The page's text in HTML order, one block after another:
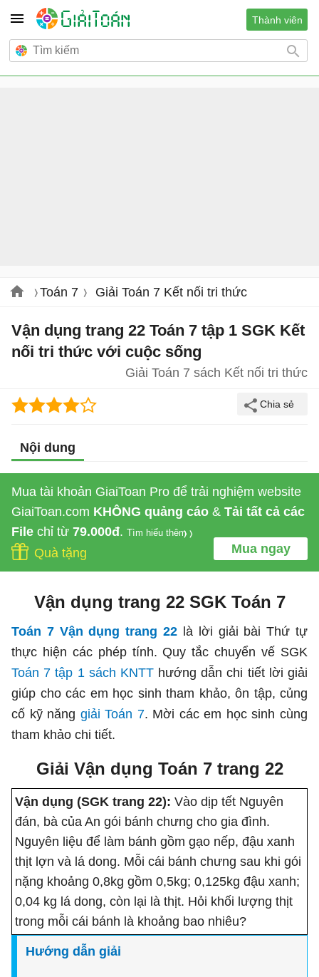
Thành viên
Toán 7 Giải Toán 7 Kết nối tri thức
Vận dụng trang 22 Toán 7 tập 1 SGK Kết
nối tri thức với cuộc sống
Giải Toán 7 sách Kết nối tri thức
Nội dung
Mua tài khoản GiaiToan Pro để trải nghiệm website
GiaiToan.com KHÔNG quảng cáo & Tải tất cả các
File chỉ từ 79.000đ. Tìm hiểu thêm
Mua ngay
Quà tặng
Vận dụng trang 22 SGK Toán 7
Toán 7 Vận dụng trang 22 là lời giải bài Thứ tự
thực hiện các phép tính. Quy tắc chuyển vế SGK
Toán 7 tập 1 sách KNTThướng dẫn chi tiết lời giải
giúp cho các em học sinh tham khảo, ôn tập, củng
cố kỹ năng giải Toán 7. Mời các em học sinh cùng
tham khảo chi tiết.
Giải Vận dụng Toán 7 trang 22
Vận dụng (SGK trang 22): Vào dịp tết Nguyên
đán, bà của An gói bánh chưng cho gia đình.
Nguyên liệu để làm bánh gồm gạo nếp, đậu xanh
thịt lợn và lá dong. Mỗi cái bánh chưng sau khi gói
nặng khoảng 0,8kg gồm 0,5kg; 0,125kg đậu xanh;
0,04 kg lá dong, còn lại là thịt. Hỏi khối lượng thịt
trong mỗi cái bánh là khoảng bao nhiêu?
Hướng dẫn giải